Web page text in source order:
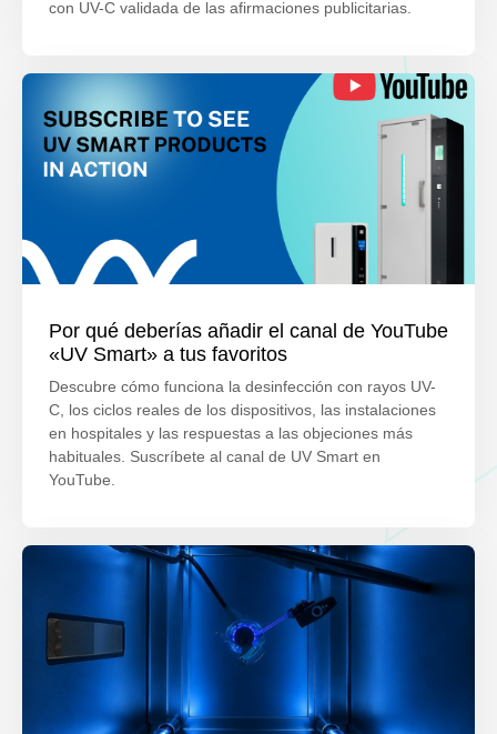
con UV-C validada de las afirmaciones publicitarias.
Por qué deberías añadir el canal de YouTube
«UV Smart» a tus favoritos
Descubre cómo funciona la desinfección con rayos UV-
C, los ciclos reales de los dispositivos, las instalaciones
en hospitales y las respuestas a las objeciones más
habituales. Suscríbete al canal de UV Smart en
YouTube.